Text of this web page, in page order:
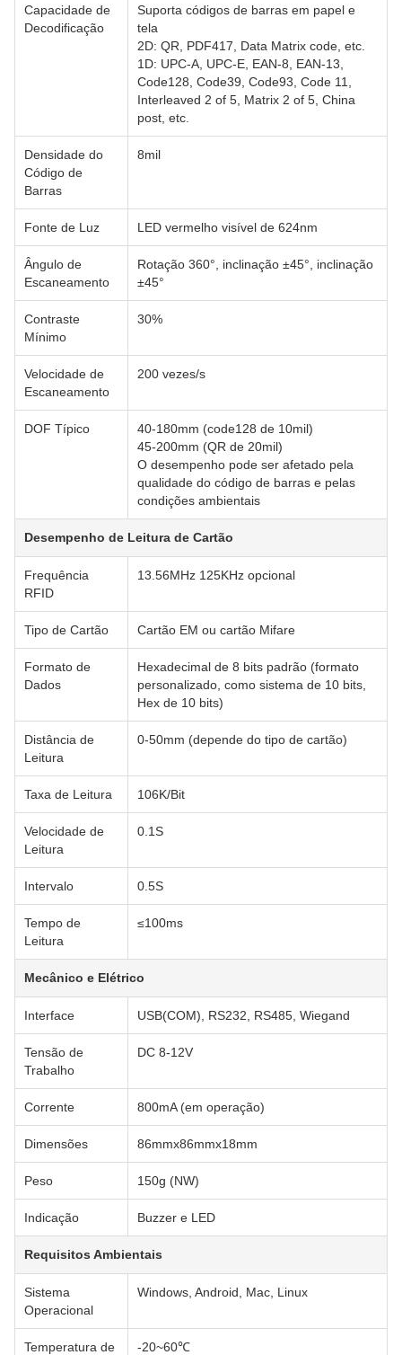
Capacidade de
Decodificação
Suporta códigos de barras em papel e
tela
2D: QR, PDF417, Data Matrix code, etc.
1D: UPC-A, UPC-E, EAN-8, EAN-13,
Code128, Code39, Code93, Code 11,
Interleaved 2 of 5, Matrix 2 of 5, China
post, etc.
Densidade do
Código de
Barras
8mil
Fonte de Luz LED vermelho visível de 624nm
Ângulo de
Escaneamento
Rotação 360°, inclinação ±45°, inclinação
±45°
Contraste
Mínimo
30%
Velocidade de
Escaneamento
200 vezes/s
DOF Típico
40-180mm (code128 de 10mil)
45-200mm (QR de 20mil)
O desempenho pode ser afetado pela
qualidade do código de barras e pelas
condições ambientais
Desempenho de Leitura de Cartão
Frequência
RFID
13.56MHz 125KHz opcional
Tipo de Cartão Cartão EM ou cartão Mifare
Formato de
Dados
Hexadecimal de 8 bits padrão (formato
personalizado, como sistema de 10 bits,
Hex de 10 bits)
Distância de
Leitura
0-50mm (depende do tipo de cartão)
Taxa de Leitura 106K/Bit
Velocidade de
Leitura
0.1S
Intervalo 0.5S
Tempo de
Leitura
≤100ms
Mecânico e Elétrico
Interface USB(COM), RS232, RS485, Wiegand
Tensão de
Trabalho
DC 8-12V
Corrente 800mA (em operação)
Dimensões 86mmx86mmx18mm
Peso 150g (NW)
Indicação Buzzer e LED
Requisitos Ambientais
Sistema
Operacional
Windows, Android, Mac, Linux
Temperatura de -20~60℃